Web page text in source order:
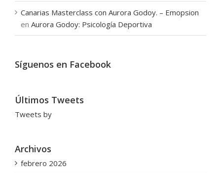
Canarias Masterclass con Aurora Godoy. – Emopsion
en Aurora Godoy: Psicología Deportiva
Síguenos en Facebook
Últimos Tweets
Tweets by
Archivos
febrero 2026